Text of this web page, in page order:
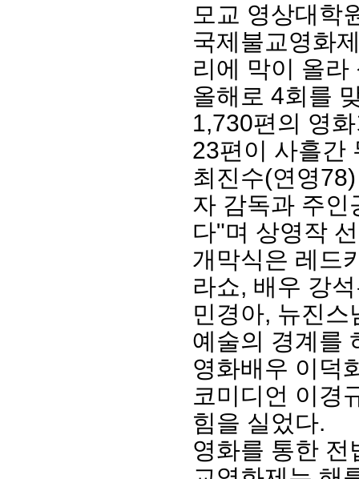
이사장 인사말
임원 현황
연혁·사업실적
역대 이사장
결산 공시
총동창
모교 소
지부·지
언론에
동창회
포토뉴
영상갤
모교 영상대학
국제불교영화
리에 막이 올
올해로 4회를
1,730편의 영
23편이 사흘간
최진수(연영
자 감독과 주인
다"며 상영작
개막식은 레드
라쇼, 배우 강
민경아, 뉴진
예술의 경계를
영화배우 이덕
코미디언 이경
힘을 실었다.
영화를 통한